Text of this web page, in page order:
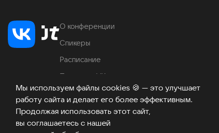
Мы используем файлы cookies 🍪 — это улучшает
работу сайта и делает его более эффективным.
Продолжая использовать этот сайт,
вы соглашаетесь с нашей
О конференции
Спикеры
Расписание
Продукты VK
Место проведения
Часто задаваемые вопросы